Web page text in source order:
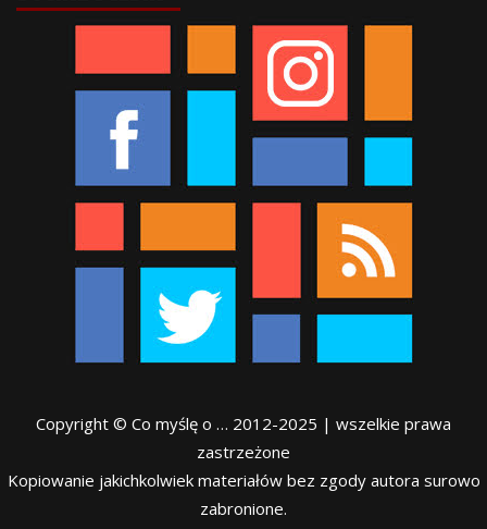
Copyright © Co myślę o … 2012-2025 | wszelkie prawa
zastrzeżone
Kopiowanie jakichkolwiek materiałów bez zgody autora surowo
zabronione.